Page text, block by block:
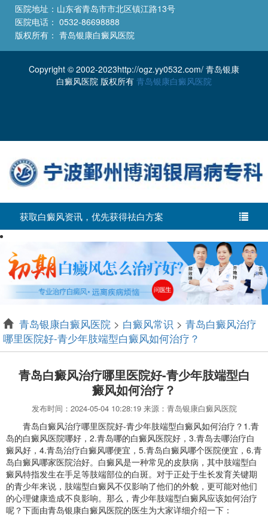
医院地址：山东省青岛市市北区镇江路13号
医院电话： 0532-86698888
版权所有： 青岛银康白癜风医院
Copyright © 2002-2023http://ogz.yy0532.com/ 青岛银康
白癜风医院 版权所有 青岛银康白癜风医院
获取白癜风资讯，优先获得祛白方案
青岛银康白癜风医院 > 白癜风常识 > 青岛白癜风治疗
哪里医院好-青少年肢端型白癜风如何治疗？
青岛白癜风治疗哪里医院好-青少年肢端型白
癜风如何治疗？
发布时间：2024-05-04 10:28:19 来源：青岛银康白癜风医院
青岛白癜风治疗哪里医院好-青少年肢端型白癜风如何治疗？1.青
岛的白癜风医院哪好，2.青岛哪的白癜风医院好，3.青岛去哪治疗白
癜风好，4.青岛治疗白癜风哪便宜，5.青岛白癜风哪个医院便宜，6.青
岛白癜风哪家医院治好。白癜风是一种常见的皮肤病，其中肢端型白
癜风特指发生在手足等肢端部位的白斑。对于正处于生长发育关键期
的青少年来说，肢端型白癜风不仅影响了他们的外貌，更可能对他们
的心理健康造成不良影响。那么，青少年肢端型白癜风应该如何治疗
呢？下面由青岛银康白癜风医院的医生为大家详细介绍一下：